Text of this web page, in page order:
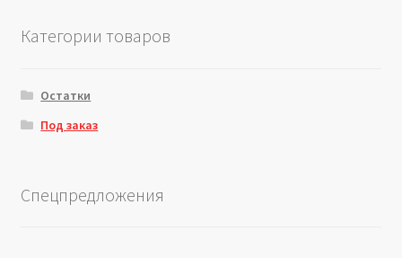
Категории товаров
Остатки
Под заказ
Спецпредложения